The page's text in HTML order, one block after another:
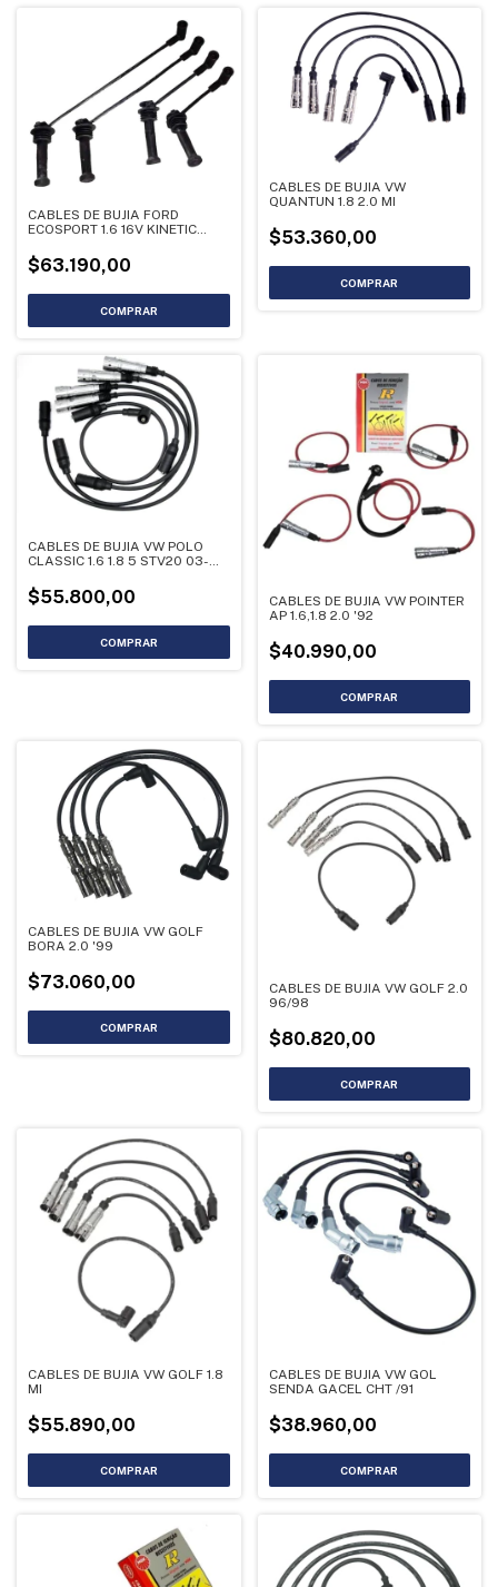
CABLES DE BUJIA FORD
ECOSPORT 1.6 16V KINETIC
$63.190,00
CABLES DE BUJIA VW
QUANTUN 1.8 2.0 MI
$53.360,00
CABLES DE BUJIA VW POLO
CLASSIC 1.6 1.8 5 STV20 03-
$55.800,00
CABLES DE BUJIA VW POINTER
AP 1.6,1.8 2.0 '92
$40.990,00
CABLES DE BUJIA VW GOLF
BORA 2.0 '99
$73.060,00
CABLES DE BUJIA VW GOLF 2.0
96/98
$80.820,00
CABLES DE BUJIA VW GOLF 1.8
MI
$55.890,00
CABLES DE BUJIA VW GOL
SENDA GACEL CHT /91
$38.960,00